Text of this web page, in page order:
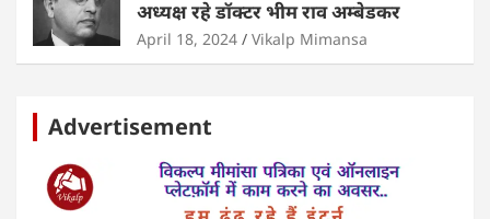
अध्यक्ष रहे डॉक्टर भीम राव अम्बेडकर
April 18, 2024 Vikalp Mimansa
Advertisement